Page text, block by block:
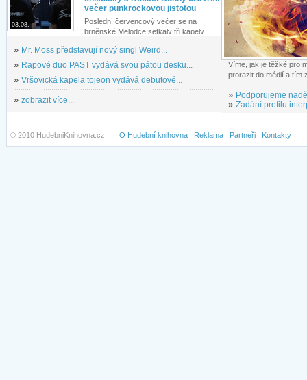
03.08.
večer punkrockovou jistotou
Poslední červencový večer se na
brněnské Melodce setkaly tři kapely...
» Mr. Moss představují nový singl Weird...
» Rapové duo PAST vydává svou pátou desku...
» Vršovická kapela tojeon vydává debutové...
» zobrazit více...
Víme, jak je těžké pro
prorazit do médií a tím
» Podporujeme
» Zadání profilu
© 2010 HudebniKnihovna.cz | O Hudební knihovna Reklama Partneři Kontakty